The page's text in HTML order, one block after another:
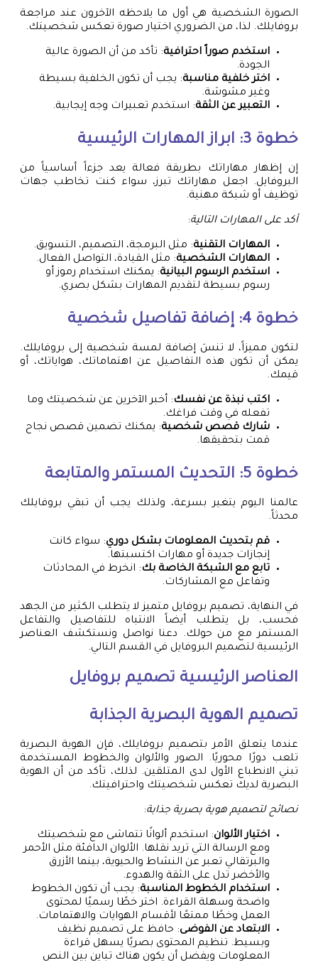
الصورة الشخصية هي أول ما يلاحظه الآخرون عند مراجعة
بروفايلك. لذا، من الضروري اختيار صورة تعكس شخصيتك.
استخدم صوراً احترافية: تأكد من أن الصورة عالية
الجودة.
اختر خلفية مناسبة: يجب أن تكون الخلفية بسيطة
وغير مشوشة.
التعبير عن الثقة: استخدم تعبيرات وجه إيجابية.
خطوة 3: ابراز المهارات الرئيسية
إن إظهار مهاراتك بطريقة فعالة يعد جزءاً أساسياً من
البروفايل. اجعل مهاراتك تبرز، سواء كنت تخاطب جهات
توظيف أو شبكة مهنية.
أكد على المهارات التالية:
المهارات التقنية: مثل البرمجة، التصميم، التسويق.
المهارات الشخصية: مثل القيادة، التواصل الفعال.
استخدم الرسوم البيانية: يمكنك استخدام رموز أو
رسوم بسيطة لتقديم المهارات بشكل بصري.
خطوة 4: إضافة تفاصيل شخصية
لتكون مميزاً، لا تنسَ إضافة لمسة شخصية إلى بروفايلك.
يمكن أن تكون هذه التفاصيل عن اهتماماتك، هواياتك، أو
قيمك.
اكتب نبذة عن نفسك: أخبر الآخرين عن شخصيتك وما
تفعله في وقت فراغك.
شارك قصص شخصية: يمكنك تضمين قصص نجاح
قمت بتحقيقها.
خطوة 5: التحديث المستمر والمتابعة
عالمنا اليوم يتغير بسرعة، ولذلك يجب أن تبقي بروفايلك
محدثاً.
قم بتحديث المعلومات بشكل دوري: سواء كانت
إنجازات جديدة أو مهارات اكتسبتها.
تابع مع الشبكة الخاصة بك: انخرط في المحادثات
وتفاعل مع المشاركات.
في النهاية، تصميم بروفايل متميز لا يتطلب الكثير من الجهد
فحسب، بل يتطلب أيضاً الانتباه للتفاصيل والتفاعل
المستمر مع من حولك. دعنا نواصل ونستكشف العناصر
الرئيسية لتصميم البروفايل في القسم التالي.
العناصر الرئيسية تصميم بروفايل
تصميم الهوية البصرية الجذابة
عندما يتعلق الأمر بتصميم بروفايلك، فإن الهوية البصرية
تلعب دورًا محوريًا. الصور والألوان والخطوط المستخدمة
تبني الانطباع الأول لدى المتلقين. لذلك، تأكد من أن الهوية
البصرية لديك تعكس شخصيتك واحترافيتك.
نصائح لتصميم هوية بصرية جذابة:
اختيار الألوان: استخدم ألوانًا تتماشى مع شخصيتك
ومع الرسالة التي تريد نقلها. الألوان الدافئة مثل الأحمر
والبرتقالي تعبر عن النشاط والحيوية، بينما الأزرق
والأخضر تدل على الثقة والهدوء.
استخدام الخطوط المناسبة: يجب أن تكون الخطوط
واضحة وسهلة القراءة. اختر خطًا رسميًا لمحتوى
العمل وخطًا ممتعًا لأقسام الهوايات والاهتمامات.
الابتعاد عن الفوضى: حافظ على تصميم نظيف
وبسيط. تنظيم المحتوى بصريًا يسهل قراءة
المعلومات ويفضل أن يكون هناك تباين بين النص